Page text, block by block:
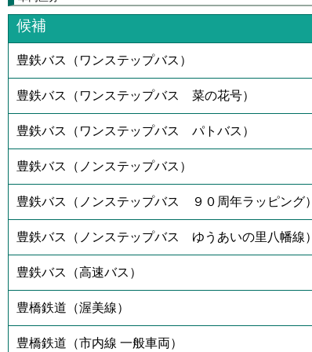
候補
豊鉄バス（ワンステップバス）
豊鉄バス（ワンステップバス 菜の花号）
豊鉄バス（ワンステップバス パトバス）
豊鉄バス（ノンステップバス）
豊鉄バス（ノンステップバス ９０周年ラッピング）
豊鉄バス（ノンステップバス ゆうあいの里八幡線）
豊鉄バス（高速バス）
豊橋鉄道（渥美線）
豊橋鉄道（市内線 一般車両）